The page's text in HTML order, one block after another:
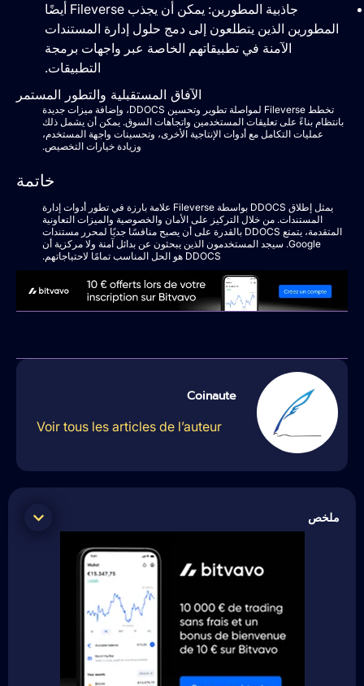
جاذبية المطورين: يمكن أن يجذب Fileverse أيضًا
المطورين الذين يتطلعون إلى دمج حلول إدارة المستندات
الآمنة في تطبيقاتهم الخاصة عبر واجهات برمجة
التطبيقات.
الآفاق المستقبلية والتطور المستمر
تخطط Fileverse لمواصلة تطوير وتحسين DDOCS، وإضافة ميزات جديدة
بانتظام بناءً على تعليقات المستخدمين واتجاهات السوق. يمكن أن يشمل ذلك
عمليات التكامل مع أدوات الإنتاجية الأخرى، وتحسينات واجهة المستخدم،
وزيادة خيارات التخصيص.
خاتمة
يمثل إطلاق DDOCS بواسطة Fileverse علامة بارزة في تطور أدوات إدارة
المستندات. من خلال التركيز على الأمان والخصوصية والميزات التعاونية
المتقدمة، يتمتع DDOCS بالقدرة على أن يصبح منافسًا جديًا لمحرر مستندات
Google. سيجد المستخدمون الذين يبحثون عن بدائل آمنة ولا مركزية أن
DDOCS هو الحل المناسب تمامًا لاحتياجاتهم.
Coinaute
Voir tous les articles de l’auteur
ملخص